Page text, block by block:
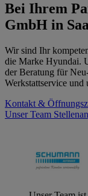
Bei Ihrem
GmbH in
Wir sind Ihr
die Marke Hyundai.
der Beratung für
Werkstattservice und
Kontakt &
Unser Team